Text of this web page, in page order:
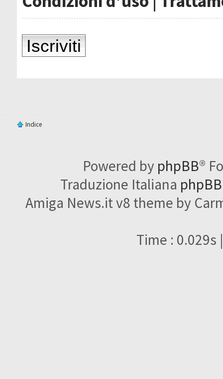
Iscriviti
Indice
Powered by phpBB®
Traduzione Italiana
Amiga News.it v8 theme by
Time : 0.029s